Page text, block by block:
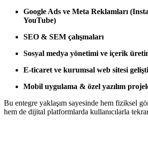
Google Ads ve Meta Reklamları
YouTube)
SEO & SEM çalışmaları
Sosyal medya yönetimi ve içerik
E-ticaret ve kurumsal web sitesi
Mobil uygulama & özel yazılım
Bu entegre yaklaşım sayesinde hem fiziksel
hem de dijital platformlarda kullanıcılarla